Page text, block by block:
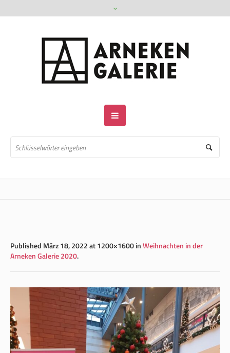
Published März 18, 2022at 1200×1600 inWeihnachten in der
Arneken Galerie 2020.